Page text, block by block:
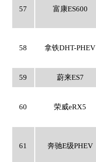
57 富康ES600
58 拿铁DHT-PHEV
59 蔚来ES7
60 荣威eRX5
61 奔驰E级PHEV